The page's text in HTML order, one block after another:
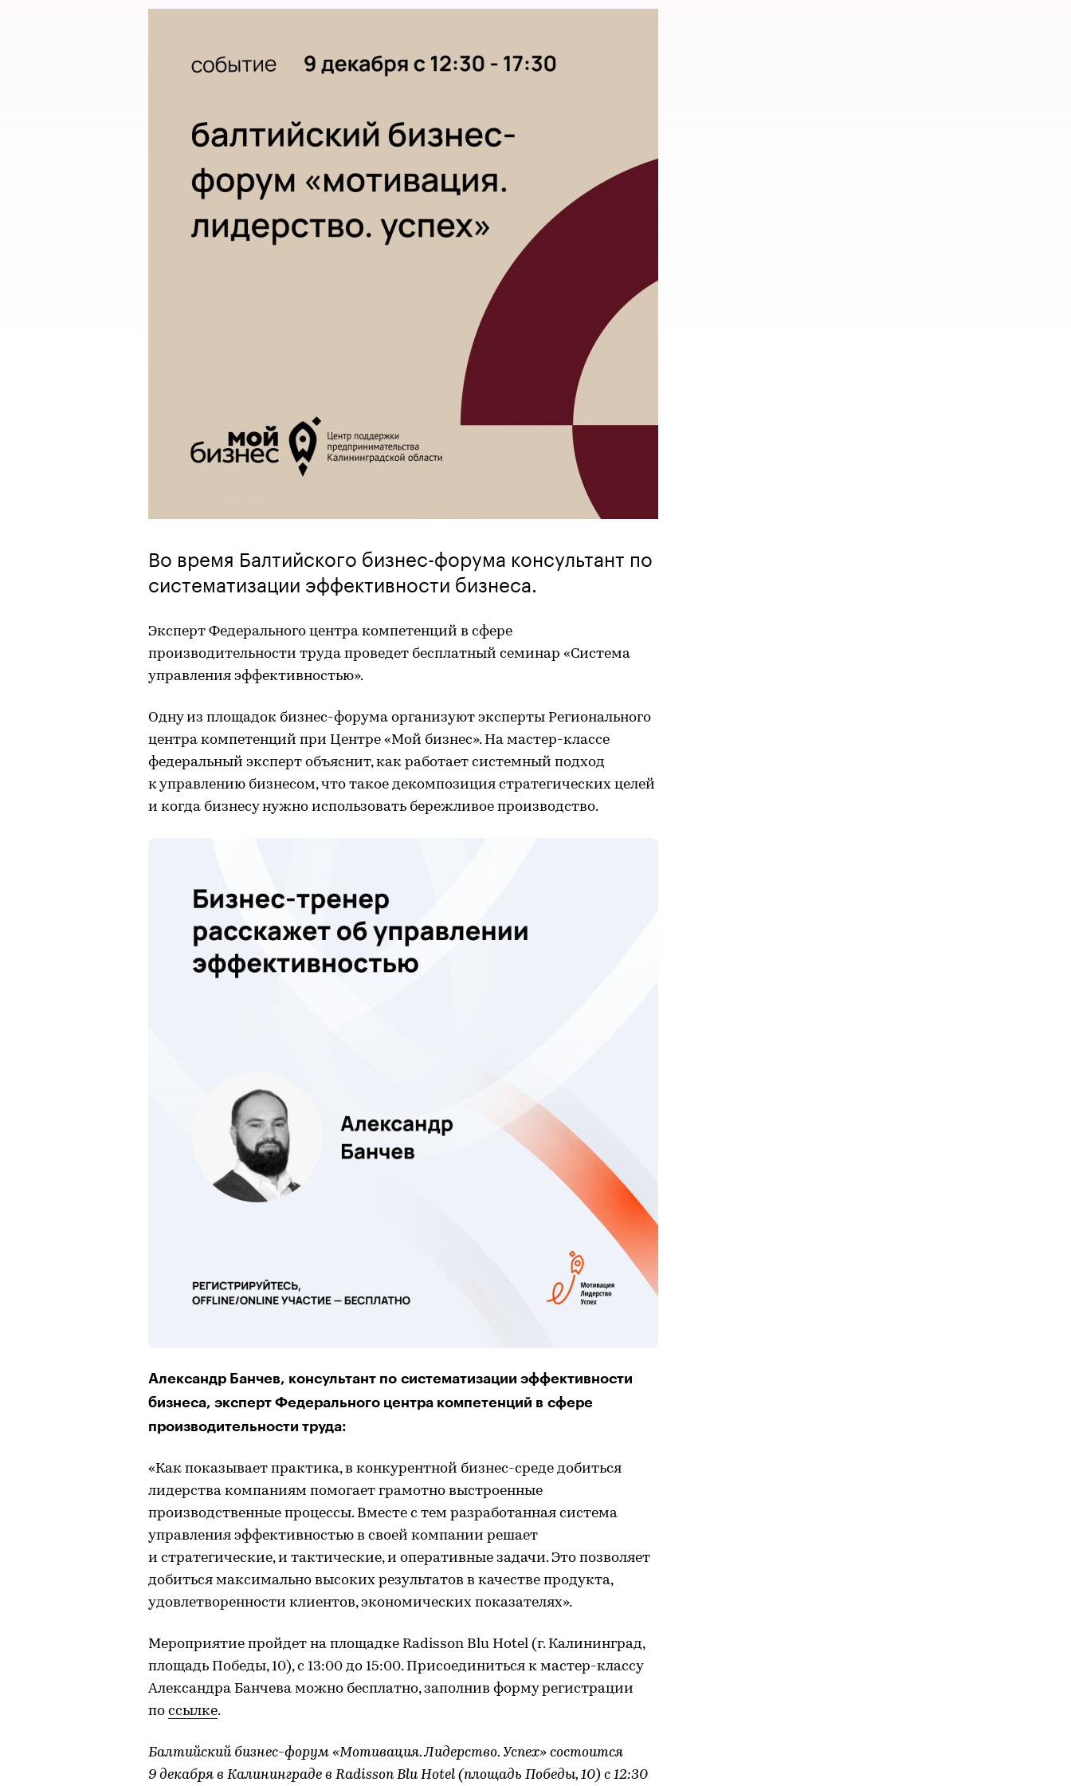
Во время Балтийского бизнес-форума консультант по
систематизации эффективности бизнеса.
Эксперт Федерального центра компетенций в сфере
производительности труда проведет бесплатный семинар «Система
управления эффективностью».
Одну из площадок бизнес-форума организуют эксперты Регионального
центра компетенций при Центре «Мой бизнес». На мастер-классе
федеральный эксперт объяснит, как работает системный подход
к управлению бизнесом, что такое декомпозиция стратегических целей
и когда бизнесу нужно использовать бережливое производство.
Александр Банчев, консультант по систематизации эффективности
бизнеса, эксперт Федерального центра компетенций в сфере
производительности труда:
«Как показывает практика, в конкурентной бизнес-среде добиться
лидерства компаниям помогает грамотно выстроенные
производственные процессы. Вместе с тем разработанная система
управления эффективностью в своей компании решает
и стратегические, и тактические, и оперативные задачи. Это позволяет
добиться максимально высоких результатов в качестве продукта,
удовлетворенности клиентов, экономических показателях».
Мероприятие пройдет на площадке Radisson Blu Hotel (г. Калининград,
площадь Победы, 10), с 13:00 до 15:00. Присоединиться к мастер-классу
Александра Банчева можно бесплатно, заполнив форму регистрации
по ссылке.
Балтийский бизнес-форум «Мотивация. Лидерство. Успех» состоится
9 декабря в Калининграде в Radisson Blu Hotel (площадь Победы, 10) с 12:30